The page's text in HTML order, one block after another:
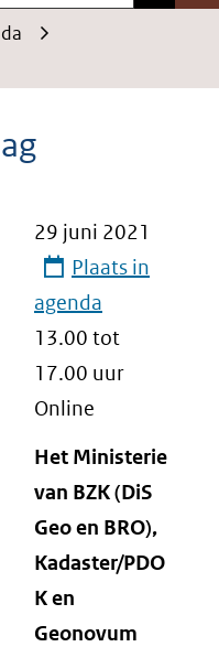
29 juni 2021
Plaats in
agenda
13.00 tot
17.00 uur
Online
Het Ministerie
van BZK (DiS
Geo en BRO),
Kadaster/PDO
K en
Geonovum